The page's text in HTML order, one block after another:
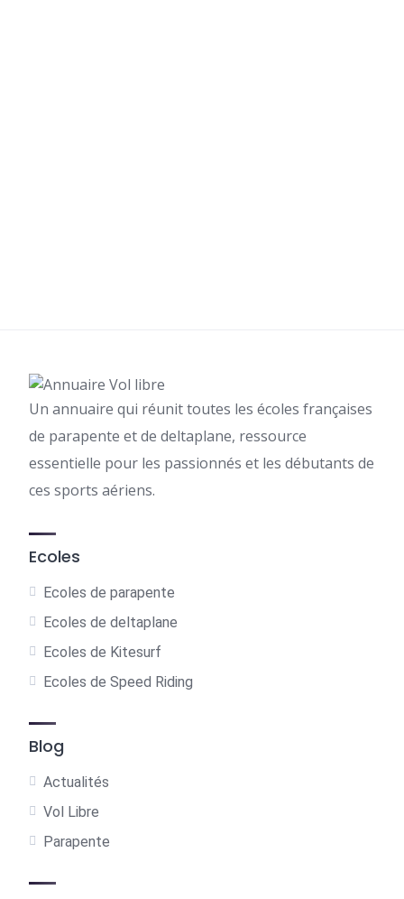
Un annuaire qui réunit toutes les écoles françaises
de parapente et de deltaplane, ressource
essentielle pour les passionnés et les débutants de
ces sports aériens.
Ecoles
Ecoles de parapente
Ecoles de deltaplane
Ecoles de Kitesurf
Ecoles de Speed Riding
Blog
Actualités
Vol Libre
Parapente